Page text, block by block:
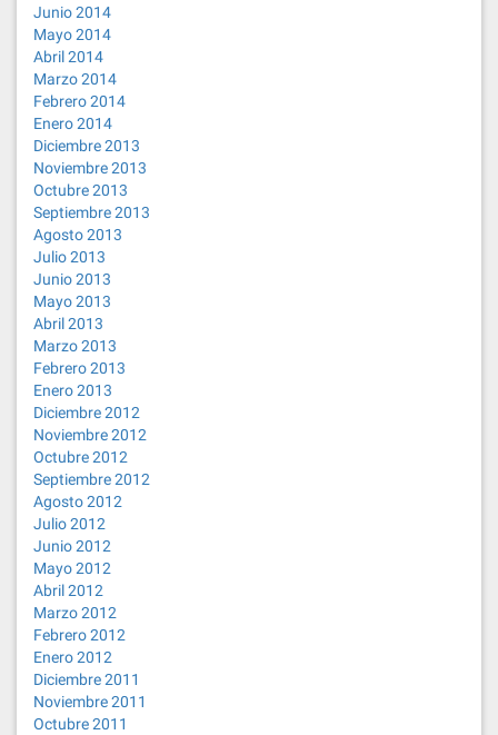
Junio 2014
Mayo 2014
Abril 2014
Marzo 2014
Febrero 2014
Enero 2014
Diciembre 2013
Noviembre 2013
Octubre 2013
Septiembre 2013
Agosto 2013
Julio 2013
Junio 2013
Mayo 2013
Abril 2013
Marzo 2013
Febrero 2013
Enero 2013
Diciembre 2012
Noviembre 2012
Octubre 2012
Septiembre 2012
Agosto 2012
Julio 2012
Junio 2012
Mayo 2012
Abril 2012
Marzo 2012
Febrero 2012
Enero 2012
Diciembre 2011
Noviembre 2011
Octubre 2011